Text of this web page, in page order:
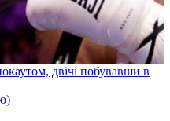
двічі побувавши в